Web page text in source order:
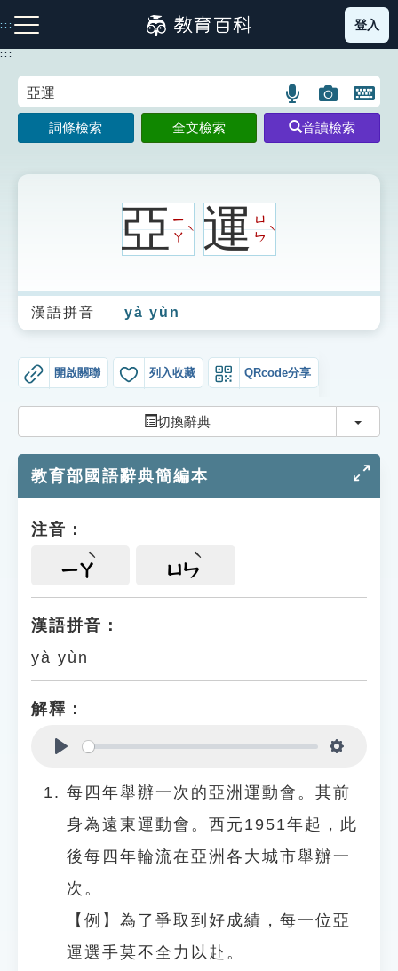
到
主
:::
注音索引圖示 筆畫索引圖示 部首索引表圖示
生字詞彙表
成語故事
索引選單
單字索引
遊戲專區
貓頭鷹博士
登入
:::
語
言
搜
圖
片
搜
開
鍵
圖
詞條檢索 全文檢索 音讀檢索
亞ㄧ
ㄚ
ˋ 運ㄩ
ㄣ
ˋ
漢語拼音 yà yùn
開啟關聯 列入收藏 QRcode分享
切換辭典 切換
教育部國語辭典簡編本
注音：
ㄧㄚ ㄩㄣ
漢語拼音：
yà yùn
解釋：
每四年舉辦一次的亞洲運動會。其前
身為遠東運動會。西元1951年起，此
後每四年輪流在亞洲各大城市舉辦一
次。
【例】為了爭取到好成績，每一位亞
運選手莫不全力以赴。